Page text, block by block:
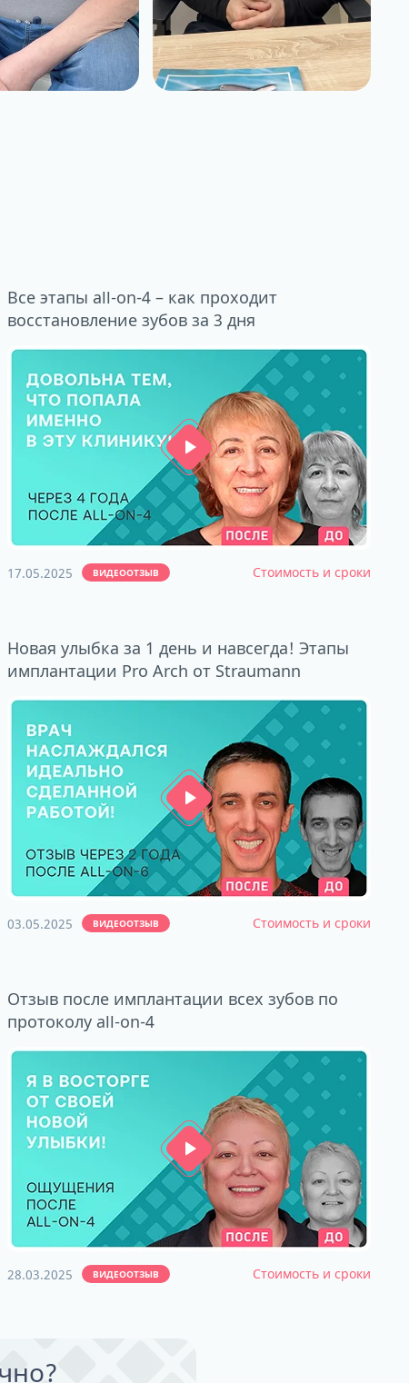
Все этапы all-on-4 – как проходит
восстановление зубов за 3 дня
17.05.2025 ВИДЕООТЗЫВ Стоимость и сроки
Новая улыбка за 1 день и навсегда! Этапы
имплантации Pro Arch от Straumann
03.05.2025 ВИДЕООТЗЫВ Стоимость и сроки
Отзыв после имплантации всех зубов по
протоколу all-on-4
28.03.2025 ВИДЕООТЗЫВ Стоимость и сроки